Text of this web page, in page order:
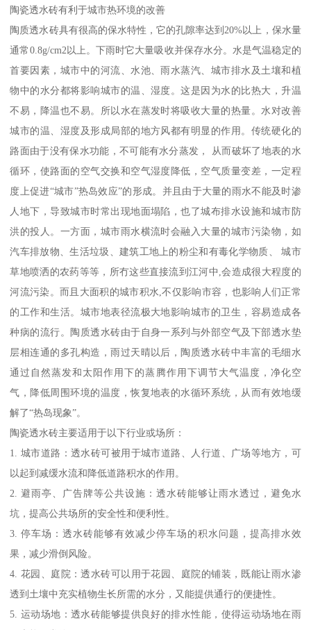
陶瓷透水砖有利于城市热环境的改善
陶质透水砖具有很高的保水特性，它的孔隙率达到20%以上，保水量
通常0.8g/cm2以上。下雨时它大量吸收并保存水分。水是气温稳定的
首要因素，城市中的河流、水池、雨水蒸汽、城市排水及土壤和植
物中的水分都将影响城市的温、湿度。这是因为水的比热大，升温
不易，降温也不易。所以水在蒸发时将吸收大量的热量。水对改善
城市的温、湿度及形成局部的地方风都有明显的作用。传统硬化的
路面由于没有保水功能，不可能有水分蒸发， 从而破坏了地表的水
循环，使路面的空气交换和空气湿度降低，空气质量变差，一定程
度上促进“城市”热岛效应”的形成。并且由于大量的雨水不能及时渗
人地下，导致城市时常出现地面塌陷，也了城布排水设施和城市防
洪的投人。一方面，城市雨水横流时会融入大量的城市污染物，如
汽车排放物、生活垃圾、建筑工地上的粉尘和有毒化学物质、 城市
草地喷洒的农药等等，所冇这些直接流到江河中,会造成很大程度的
河流污染。而且大面积的城市积水,不仅影响市容，也影响人们正常
的工作和生活。城市地表径流极大地影响城市的卫生，容易造成各
种病的流行。陶质透水砖由于自身一系列与外部空气及下部透水垫
层相连通的多孔构造，雨过天晴以后，陶质透水砖中丰富的毛细水
通过自然蒸发和太阳作用下的蒸腾作用下调节大气温度，净化空
气，降低周围环境的温度，恢复地表的水循环系统，从而有效地缓
解了“热岛现象”。
陶瓷透水砖主要适用于以下行业或场所：
1. 城市道路：透水砖可被用于城市道路、人行道、广场等地方，可
以起到减缓水流和降低道路积水的作用。
2. 避雨亭、广告牌等公共设施：透水砖能够让雨水透过，避免水
坑，提高公共场所的安全性和便利性。
3. 停车场：透水砖能够有效减少停车场的积水问题，提高排水效
果，减少滑倒风险。
4. 花园、庭院：透水砖可以用于花园、庭院的铺装，既能让雨水渗
透到土壤中充实植物生长所需的水分，又能提供通行的便捷性。
5. 运动场地：透水砖能够提供良好的排水性能，使得运动场地在雨